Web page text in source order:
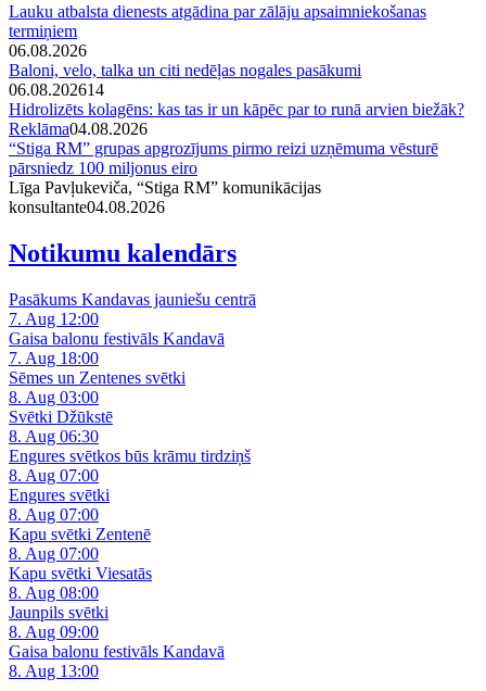
Lauku atbalsta dienests atgādina par zālāju apsaimniekošanas
termiņiem
06.08.2026
Baloni, velo, talka un citi nedēļas nogales pasākumi
06.08.202614
Hidrolizēts kolagēns: kas tas ir un kāpēc par to runā arvien biežāk?
Reklāma04.08.2026
“Stiga RM” grupas apgrozījums pirmo reizi uzņēmuma vēsturē
pārsniedz 100 miljonus eiro
Līga Pavļukeviča, “Stiga RM” komunikācijas
konsultante04.08.2026
Notikumu kalendārs
Pasākums Kandavas jauniešu centrā
7. Aug 12:00
Gaisa balonu festivāls Kandavā
7. Aug 18:00
Sēmes un Zentenes svētki
8. Aug 03:00
Svētki Džūkstē
8. Aug 06:30
Engures svētkos būs krāmu tirdziņš
8. Aug 07:00
Engures svētki
8. Aug 07:00
Kapu svētki Zentenē
8. Aug 07:00
Kapu svētki Viesatās
8. Aug 08:00
Jaunpils svētki
8. Aug 09:00
Gaisa balonu festivāls Kandavā
8. Aug 13:00